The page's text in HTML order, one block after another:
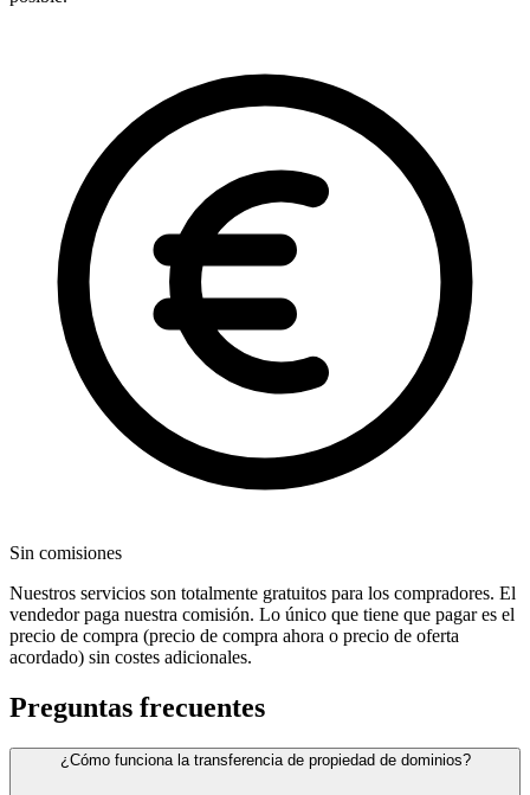
Sin comisiones
Nuestros servicios son totalmente gratuitos para los compradores. El
vendedor paga nuestra comisión. Lo único que tiene que pagar es el
precio de compra (precio de compra ahora o precio de oferta
acordado) sin costes adicionales.
Preguntas frecuentes
¿Cómo funciona la transferencia de propiedad de dominios?